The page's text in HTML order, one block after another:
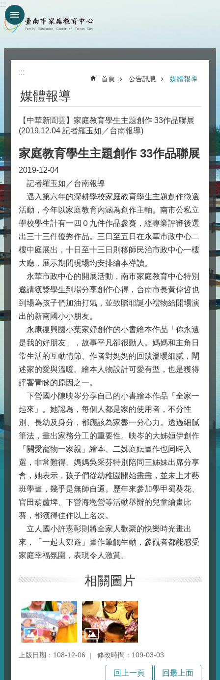
跳到主要內容區塊
:::
:::
首頁 公告訊息 媒體報導
媒體報導
【中華新聞雲】家庭教育學生主題創作 33作品聯展
(2019.12.04 記者羅玉如／台南報導)
家庭教育學生主題創作 33作品聯展
2019-12-04
記者羅玉如／台南報導
邁入第六年的深耕學校家庭教育學生主題創作徵選
活動，今年以家庭教育內涵為創作主軸。南市公私立
學校學生計有一四０九件作品參賽，經專業評審後選
出三十三件優秀作品。三日至五日在永華市政中心二
樓中庭展出，十日至十三日則移師民治市政中心一樓
大廳，展示期間現場均安排繪本導讀。
永華市政中心的開展活動，南市家庭教育中心特別
邀請獲獎學生到場分享創作心得，台南市長黃偉哲也
到場為孩子們加油打氣，並致贈耶誕小禮物給開場演
出的新南國小小朋友。
永康復興國小葉家妤創作的小書繪本作品「你永遠
是我的好朋友」，故事平凡卻很動人。媽媽和主角日
常生活的互動情節、作者對媽媽的回饋溫暖細膩，闡
述家的愛與溫暖。繪本人物設計可愛有型，也是獲得
評審青睞的原因之一。
下營國小陳映岑分享自己的小書繪本作品「全家一
起來」。她認為，每個人都是家的使用者，不分性
別、長幼及身分，都應該為家盡一分心力。透過細膩
筆法，畫出家務分工的重要性。映岑的大姊姮伊創作
「關愛寵物一家親」繪本、二姊庭妘畫作也同時入
選，非常難得。媽媽吳采芬特別陪同三姊妹出席分享
會，她表示，孩子們從幼稚園開始畫畫，並未上才藝
班學畫，幾乎是無師自通。歷年來參加學甲蜀葵花、
官田葫蘆埤、下營海墘營等活動舉辦的兒童繪畫比
賽，都獲得佳作以上名次。
立人國小許憲彰則將全家人歡聚的快樂時光畫出
來，「一起去郊遊」畫作筆觸生動，參觀者都能感受
家庭幸福氛圍，表現令人激賞。
相關圖片
上版日期：108-12-06 修改時間：109-03-03
回上一頁 回最上面